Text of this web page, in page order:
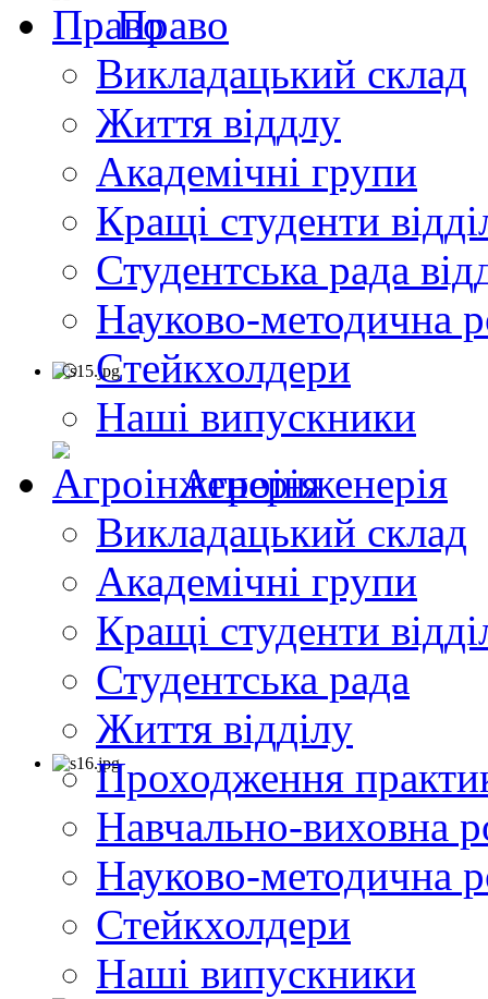
Право
Викладацький склад
Життя віддлу
Академічні групи
Кращі студенти
Студентська рада
Науково-методична
Стейкхолдери
Наші випускники
Агроінженерія
Викладацький склад
Академічні групи
Кращі студенти
Студентська рада
Життя відділу
Проходження
Навчально-виховна
Науково-методична
Стейкхолдери
Наші випускники